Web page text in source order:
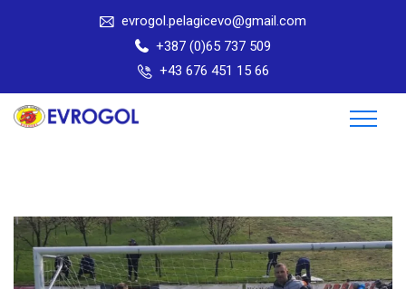
evrogol.pelagicevo@gmail.com
+387 (0)65 737 509
+43 676 451 15 66